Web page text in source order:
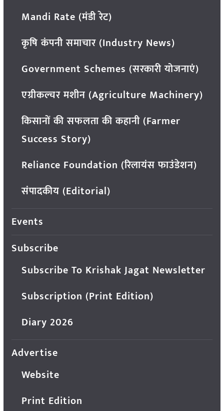
Mandi Rate (मंडी रेट)
कृषि कंपनी समाचार (Industry News)
Government Schemes (सरकारी योजनाएं)
एग्रीकल्चर मशीन (Agriculture Machinery)
किसानों की सफलता की कहानी (Farmer
Success Story)
Reliance Foundation (रिलायंस फाउंडेशन)
संपादकीय (Editorial)
Events
Subscribe
Subscribe To Krishak Jagat Newsletter
Subscription (Print Edition)
Diary 2026
Advertise
Website
Print Edition